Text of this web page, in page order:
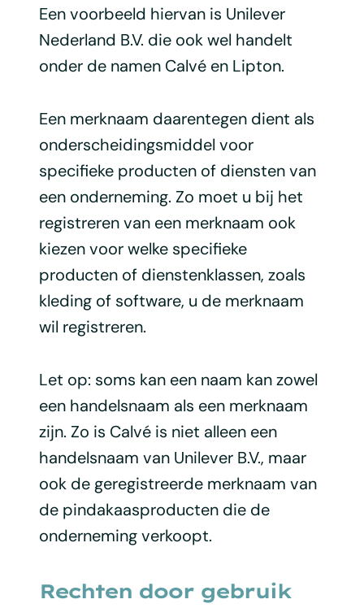
Een voorbeeld hiervan is Unilever
Nederland B.V. die ook wel handelt
onder de namen Calvé en Lipton.
Een merknaam daarentegen dient als
onderscheidingsmiddel voor
specifieke producten of diensten van
een onderneming. Zo moet u bij het
registreren van een merknaam ook
kiezen voor welke specifieke
producten of dienstenklassen, zoals
kleding of software, u de merknaam
wil registreren.
Let op: soms kan een naam kan zowel
een handelsnaam als een merknaam
zijn. Zo is Calvé is niet alleen een
handelsnaam van Unilever B.V., maar
ook de geregistreerde merknaam van
de pindakaasproducten die de
onderneming verkoopt.
Rechten door gebruik